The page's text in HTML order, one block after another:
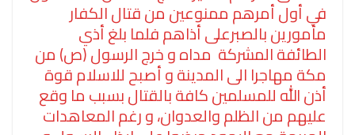
في أول أمرهم ممنوعين من قتال الكفار
مأمورين بالصبرعلى أذاهم فلما بلغ أذي
الطائفة المشركة مداه و خرج الرسول (ص) من
مكة مهاجرا الى المدينة و أصبح للاسلام قوة
أذن الله للمسلمين كافة بالقتال بسبب ما وقع
عليهم من الظلم والعدوان، و رغم المعاهدات